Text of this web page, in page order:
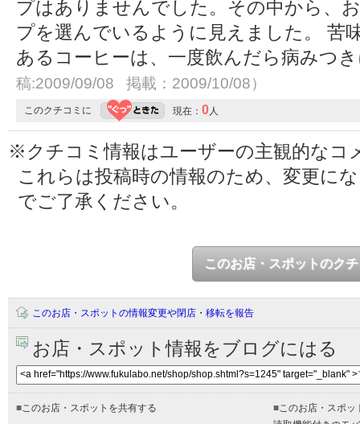
プはありませんでした。その中から、
プを選んでいるように見えました。 苦
あるコーヒーは、一度飲んだら病みつ
稿:2009/09/08 掲載：2009/10/08）
このクチコミに 現在： 0 人
※クチコミ情報はユーザーの主観的なコ
これらは投稿時の情報のため、変更に
でご了承ください。
このお店・スポットのク
このお店・スポットの情報変更や閉店・移転を報告
お店・スポット情報をブログにはる
■ このお店・スポットを共有する ■ このお店・スポ